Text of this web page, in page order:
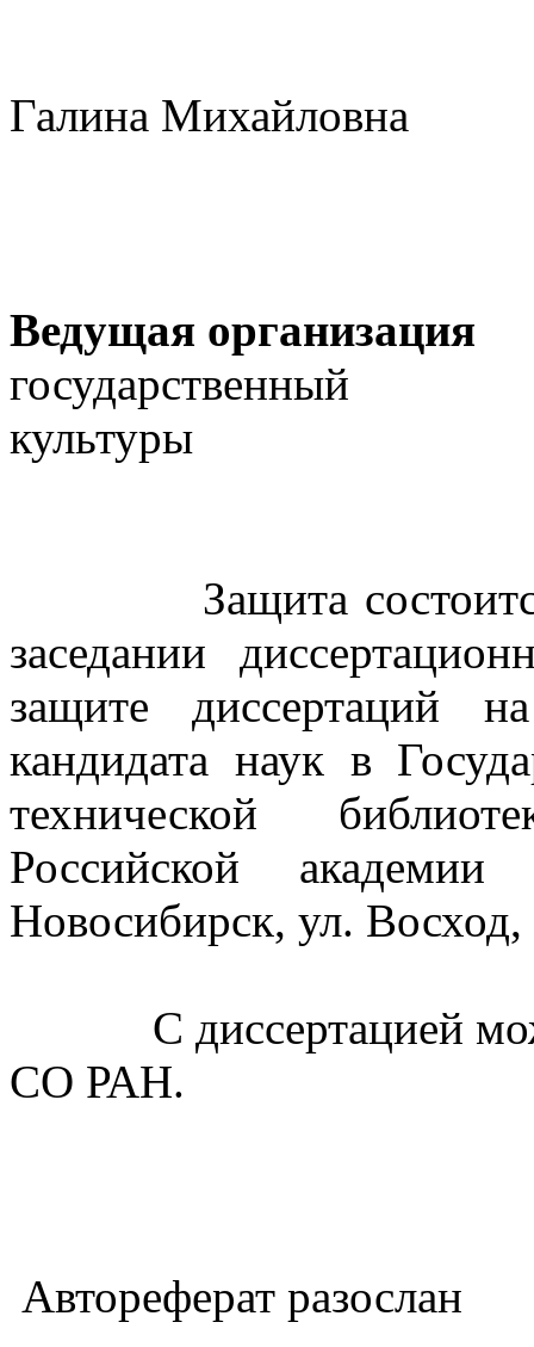
Галина Михайловна
Ведущая организация
государственный
культуры
Защита
заседании
защите диссертаций
кандидата наук в
технической
Российской
Новосибирск, ул. Восход,
С диссертацией
СО РАН.
Автореферат разослан